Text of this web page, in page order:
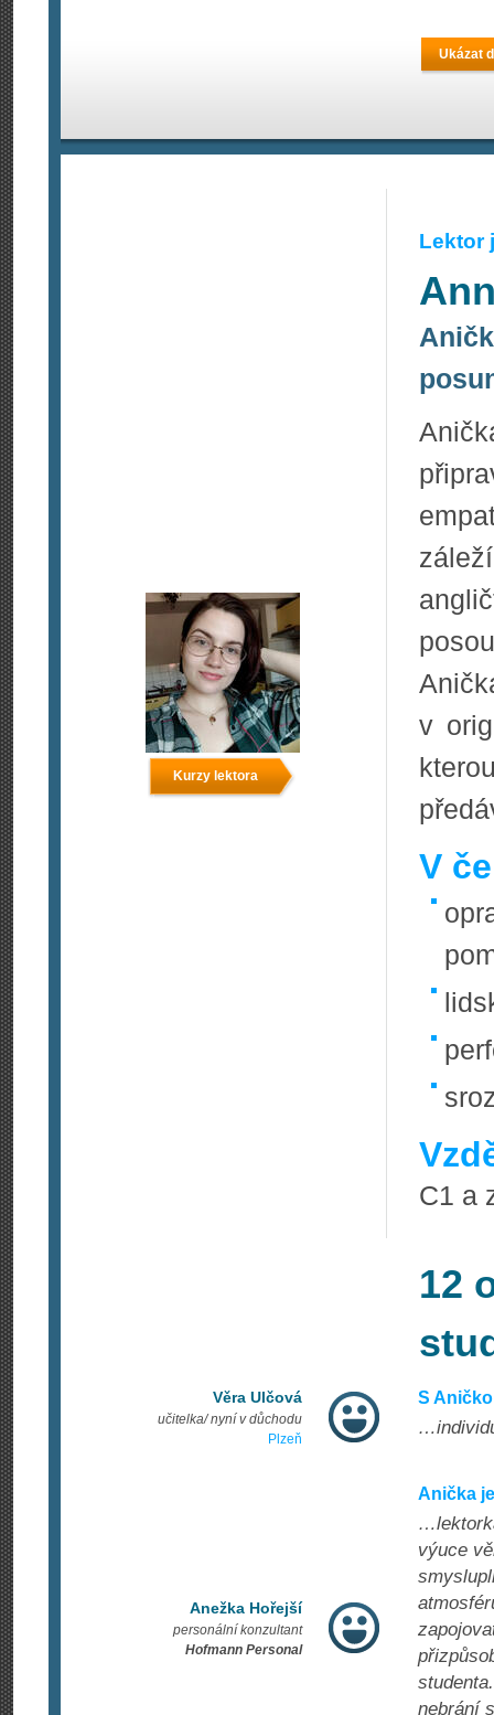
Ukázat
Kurzy lektora
Lektor
v
V
C1 a
12
Věra Ulčová
učitelka/ nyní v důchodu
Plzeň
S
Anežka Hořejší
personální konzultant
Hofmann Personal
Anička
výuce
nebrání